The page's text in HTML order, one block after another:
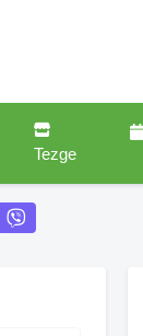
Tezge